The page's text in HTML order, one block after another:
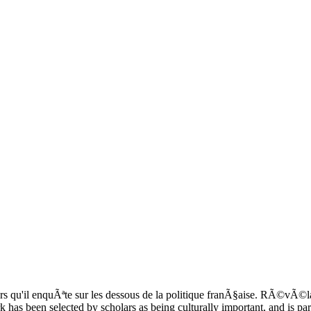
enquÃªte sur les dessous de la politique franÃ§aise.
been selected by scholars as being culturally important, and is